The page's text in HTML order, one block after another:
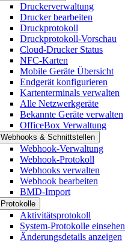
Druckerverwaltung
Drucker bearbeiten
Druckprotokoll
Druckprotokoll-Vorschau
Cloud-Drucker Status
NFC-Karten
Mobile Geräte Übersicht
Endgerät konfigurieren
Kartenterminals verwalten
Alle Netzwerkgeräte
Bekannte Geräte verwalten
OfficeBox Verwaltung
Webhooks & Schnittstellen
Webhook-Verwaltung
Webhook-Protokoll
Webhooks verwalten
Webhook bearbeiten
BMD-Import
Protokolle
Aktivitätsprotokoll
System-Protokolle einsehen
Änderungsdetails anzeigen